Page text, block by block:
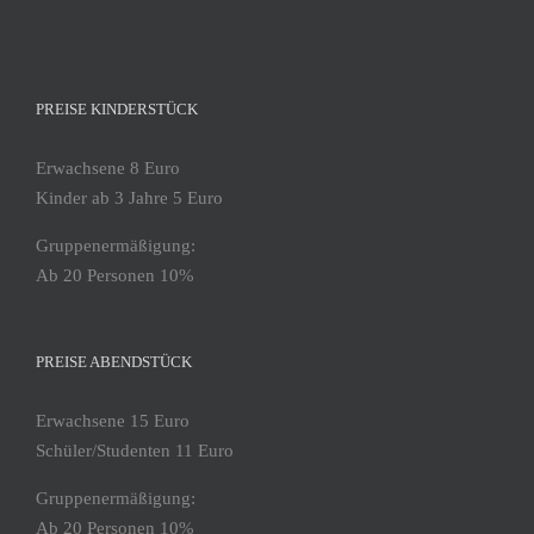
PREISE KINDERSTÜCK
Erwachsene 8 Euro
Kinder ab 3 Jahre 5 Euro
Gruppenermäßigung:
Ab 20 Personen 10%
PREISE ABENDSTÜCK
Erwachsene 15 Euro
Schüler/Studenten 11 Euro
Gruppenermäßigung:
Ab 20 Personen 10%